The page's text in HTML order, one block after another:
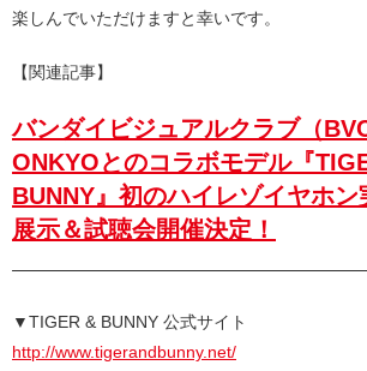
楽しんでいただけますと幸いです。
【関連記事】
バンダイビジュアルクラブ（
ONKYOとのコラボモデル『
BUNNY』初のハイレゾイヤホン
展示＆試聴会開催決定！
▼TIGER & BUNNY 公式サイト
http://www.tigerandbunny.net/